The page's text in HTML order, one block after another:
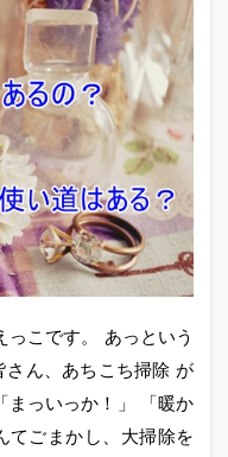
っこです。 あっという
さん、あちこち掃除 が
まっいっか！」 「暖か
てごまかし、大掃除を